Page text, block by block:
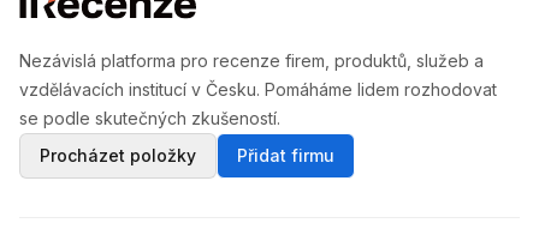
Nezávislá platforma pro recenze firem, produktů, služeb a
vzdělávacích institucí v Česku. Pomáháme lidem rozhodovat
se podle skutečných zkušeností.
Procházet položky
Přidat firmu